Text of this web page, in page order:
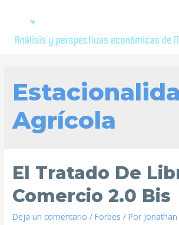
Agrícola
El Tratado De
Comercio 2.0 Bis
Deja un comentario /Forbes / Por